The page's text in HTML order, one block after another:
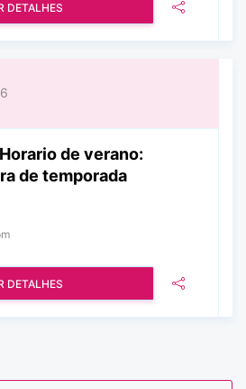
DETALHES
de verano:
de temporada
DETALHES